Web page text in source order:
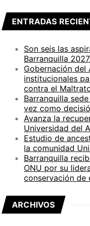
ENTRADAS
Son seis las
Barranquilla 2027.
Gobernación
institucionales
contra el
Barranquilla
vez como
Avanza la
Universidad del
Estudio de
la comunidad
Barranquilla
ONU por su
conservación de
ARCHIVOS